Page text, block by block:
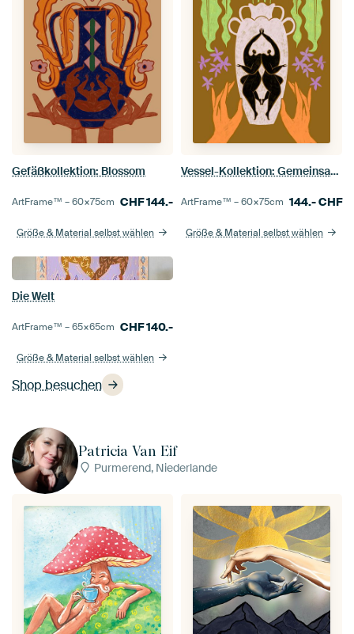
Shop besuchen
Gefäßkollektion: Blossom
ArtFrame™ –60×75cm CHF144.-
Größe & Material selbst wählen
Vessel-Kollektion: Gemeinsam ist es besser
ArtFrame™ –60×75cm 144.-CHF
Größe & Material selbst wählen
Die Welt
ArtFrame™ –65×65cm CHF140.-
Größe & Material selbst wählen
Patricia Van Eif
Purmerend, Niederlande